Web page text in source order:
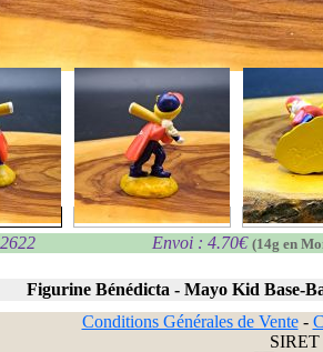
Envoi : 4.70€ (14g en
Figurine Bénédicta - Mayo Kid Base-
Conditions Générales de Vente-
SIRET